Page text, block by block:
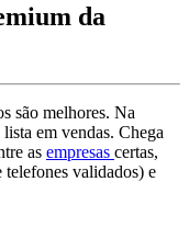
da
são melhores. Na
em vendas. Chega
as empresas certas,
telefones validados) e